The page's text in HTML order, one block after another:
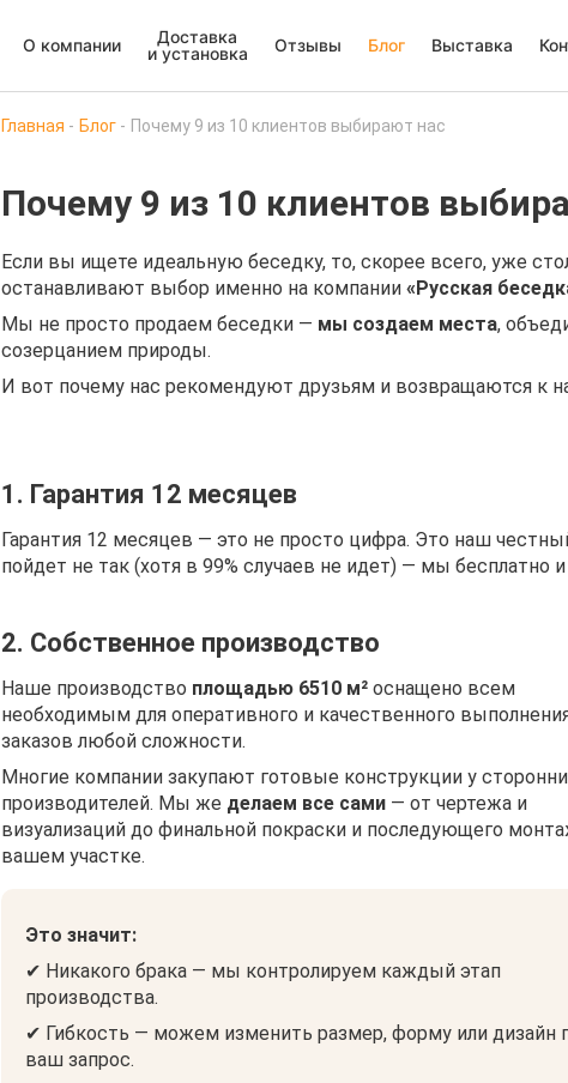
О компании
Доставка
и установка
Отзывы Блог Выставка
Главная Блог Почему 9 из 10 клиентов выбирают нас
Почему 9 из 10 клиентов
Если вы ищете идеальную беседку, то, скорее всего, уже
останавливают выбор именно на компании «Русская
Мы не просто продаем беседки — мы создаем места,
созерцанием природы.
И вот почему нас рекомендуют друзьям и возвращаются к
1. Гарантия 12 месяцев
Гарантия 12 месяцев — это не просто цифра. Это наш
пойдет не так (хотя в 99% случаев не идет) — мы бесплатно
2. Собственное производство
Наше производство площадью 6510 м²оснащено всем
необходимым для оперативного и качественного
заказов любой сложности.
Многие компании закупают готовые конструкции у
производителей. Мы же делаем все сами— от чертежа и
визуализаций до финальной покраски и последующего
вашем участке.
Это значит:
✔ Никакого брака — мы контролируем каждый этап
производства.
✔ Гибкость — можем изменить размер, форму или дизайн
ваш запрос.